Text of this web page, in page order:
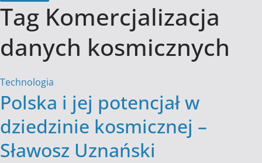
Tag Komercjalizacja
danych kosmicznych
Technologia
Polska i jej potencjał w
dziedzinie kosmicznej –
Sławosz Uznański